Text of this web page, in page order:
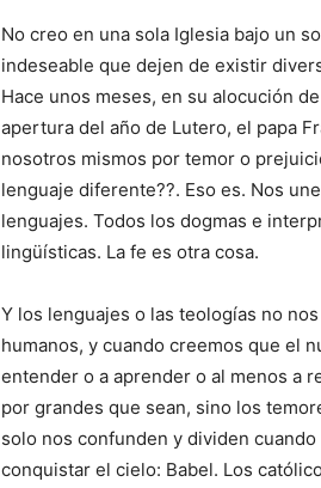
No creo en una sola Iglesia bajo un
indeseable que dejen de existir
Hace unos meses, en su alocución
apertura del año de Lutero, el papa
nosotros mismos por temor o
lenguaje diferente??. Eso es. Nos
lenguajes. Todos los dogmas e
lingüísticas. La fe es otra cosa.
Y los lenguajes o las teologías no
humanos, y cuando creemos que el
entender o a aprender o al menos a
por grandes que sean, sino los
solo nos confunden y dividen
conquistar el cielo: Babel. Los